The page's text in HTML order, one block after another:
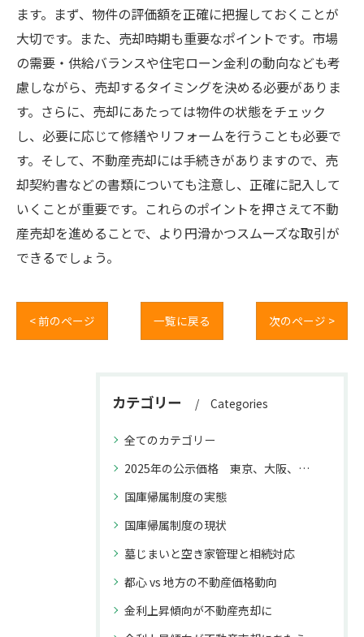
ます。まず、物件の評価額を正確に把握しておくことが
大切です。また、売却時期も重要なポイントです。市場
の需要・供給バランスや住宅ローン金利の動向なども考
慮しながら、売却するタイミングを決める必要がありま
す。さらに、売却にあたっては物件の状態をチェック
し、必要に応じて修繕やリフォームを行うことも必要で
す。そして、不動産売却には手続きがありますので、売
却契約書などの書類についても注意し、正確に記入して
いくことが重要です。これらのポイントを押さえて不動
産売却を進めることで、より円滑かつスムーズな取引が
できるでしょう。
< 前のページ 一覧に戻る 次のページ >
カテゴリー Categories
全てのカテゴリー
2025年の公示価格 東京、大阪、福岡と名古屋との上昇率の違いが不動産取引に与える影響
国庫帰属制度の実態
国庫帰属制度の現状
墓じまいと空き家管理と相続対応
都心 vs 地方の不動産価格動向
金利上昇傾向が不動産売却に